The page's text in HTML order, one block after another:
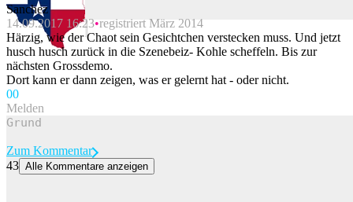
Beitrag melden
Sanchez
14.09.2017 16:23 registriert März 2014
Härzig, wie der Chaot sein Gesichtchen verstecken muss. Und jetzt
husch husch zurück in die Szenebeiz- Kohle scheffeln. Bis zur
nächsten Grossdemo.
Dort kann er dann zeigen, was er gelernt hat - oder nicht.
00
Melden
Zum Kommentar
43 Alle Kommentare anzeigen